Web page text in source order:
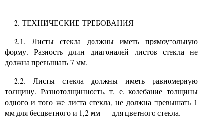
2. ТЕХНИЧЕСКИЕ ТРЕБОВАНИЯ
2.1. Листы стекла должны иметь прямоугольную
форму. Разность длин диагоналей листов стекла не
должна превышать7 мм.
2.2. Листы стекла должны иметь равномерную
толщину. Разнотолщинность, т. е. колебание толщины
одного и того же листа стекла, не должна превышать1
мм для бесцветного и 1,2 мм— для цветного стекла.